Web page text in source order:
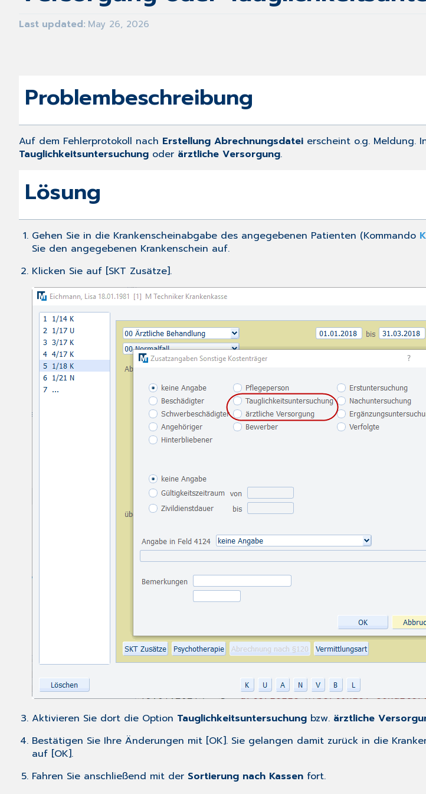
Last updated May 26, 2026
Problembeschreibung
Auf dem Fehlerprotokoll nach Erstellung Abrechnungsdatei erscheint o.g. Meldung.
Tauglichkeitsuntersuchung oder ärztliche Versorgung.
Lösung
Gehen Sie in die Krankenscheinabgabe des angegebenen Patienten (Kommando
Sie den angegebenen Krankenschein auf.
Klicken Sie auf [SKT Zusätze].
Aktivieren Sie dort die Option Tauglichkeitsuntersuchung bzw. ärztliche
Bestätigen Sie Ihre Änderungen mit [OK]. Sie gelangen damit zurück in die
auf [OK].
Fahren Sie anschließend mit der Sortierung nach Kassen fort.